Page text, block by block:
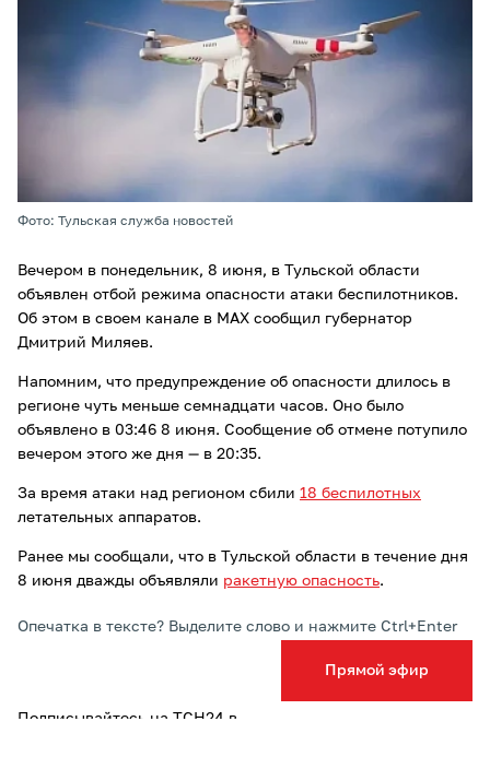
Прямой эфир
Фото: Тульская служба новостей
Вечером в понедельник, 8 июня, в Тульской области
объявлен отбой режима опасности атаки беcпилотников.
Об этом в своем канале в MAX сообщил губернатор
Дмитрий Миляев.
Напомним, что предупреждение об опасности длилось в
регионе чуть меньше семнадцати часов. Оно было
объявлено в 03:46 8 июня. Сообщение об отмене потупило
вечером этого же дня — в 20:35.
За время атаки над регионом сбили 18 беспилотных
летательных аппаратов.
Ранее мы сообщали, что в Тульской области в течение дня
8 июня дважды объявляли ракетную опасность.
Опечатка в тексте? Выделите слово и нажмите Ctrl+Enter
Подписывайтесь на ТСН24 в